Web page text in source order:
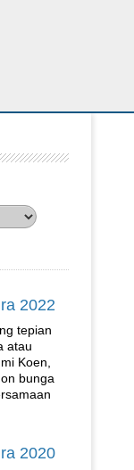
2022
tepian
atau
Koen,
bunga
2020